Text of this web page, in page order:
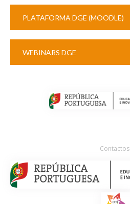
PLATAFORMA DGE (MOODLE)
WEBINARS DGE
Contactos